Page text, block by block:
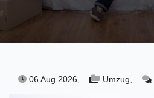
06 Aug 2026, Umzug,